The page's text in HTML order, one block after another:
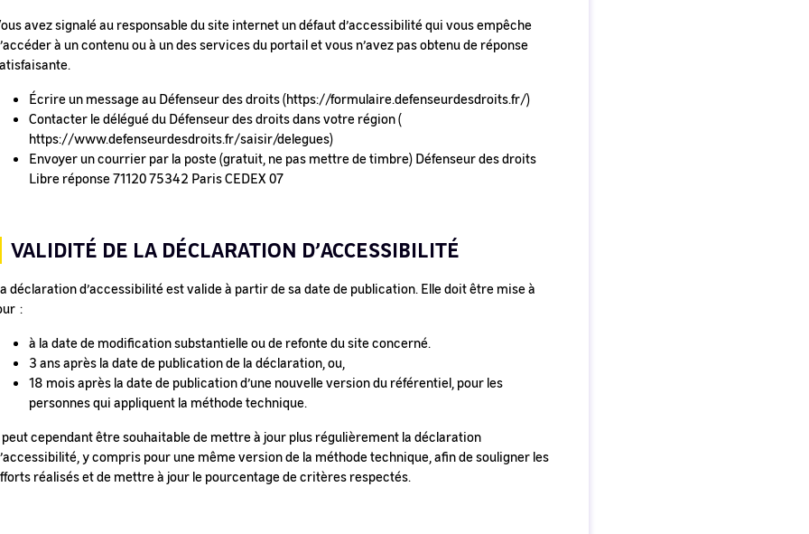
avez signalé au responsable du site internet un défaut d’accessibilité qui vous empêche
à un contenu ou à un des services du portail et vous n’avez pas obtenu de réponse
Écrire un message au Défenseur des droits (https://formulaire.defenseurdesdroits.fr/)
Contacter le délégué du Défenseur des droits dans votre région (
https://www.defenseurdesdroits.fr/saisir/delegues)
Envoyer un courrier par la poste (gratuit, ne pas mettre de timbre) Défenseur des droits
Libre réponse 71120 75342 Paris CEDEX 07
VALIDITÉ DE LA DÉCLARATION D’ACCESSIBILITÉ
déclaration d’accessibilité est valide à partir de sa date de publication. Elle doit être mise à
:
à la date de modification substantielle ou de refonte du site concerné.
3 ans après la date de publication de la déclaration, ou,
18 mois après la date de publication d’une nouvelle version du référentiel, pour les
personnes qui appliquent la méthode technique.
peut cependant être souhaitable de mettre à jour plus régulièrement la déclaration
y compris pour une même version de la méthode technique, afin de souligner les
réalisés et de mettre à jour le pourcentage de critères respectés.